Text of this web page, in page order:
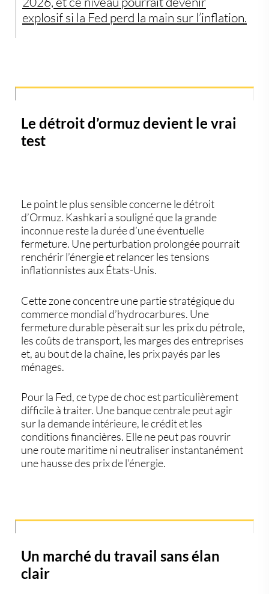
explosif si la Fed perd la main sur l’inflation.
Le détroit d’ormuz devient le vrai
test
Le point le plus sensible concerne ledétroit
d’Ormuz. Kashkari a souligné que la grande
inconnue reste la durée d’une éventuelle
fermeture. Une perturbation prolongée pourrait
renchérir l’énergie et relancer les tensions
inflationnistes aux États-Unis.
Cette zone concentre une partie stratégique du
commerce mondial d’hydrocarbures. Une
fermeture durable pèserait sur les prix du pétrole,
les coûts de transport, les marges des entreprises
et, au bout de la chaîne, les prix payés par les
ménages.
Pour la Fed, ce type de choc est particulièrement
difficile à traiter. Une banque centrale peut agir
sur la demande intérieure, le crédit et les
conditions financières. Elle ne peut pas rouvrir
une route maritime ni neutraliser instantanément
une hausse des prix de l’énergie.
Un marché du travail sans élan
clair